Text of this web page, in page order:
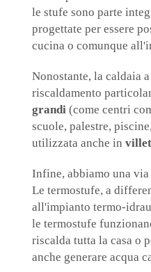
le stufe sono parte
progettate per essere
cucina o comunque
Nonostante, la caldaia
riscaldamento
grandi (come centri
scuole, palestre,
utilizzata anche in
Infine, abbiamo una
Le termostufe, a
all'impianto termo-
le termostufe
riscalda tutta la casa o
anche generare acqua